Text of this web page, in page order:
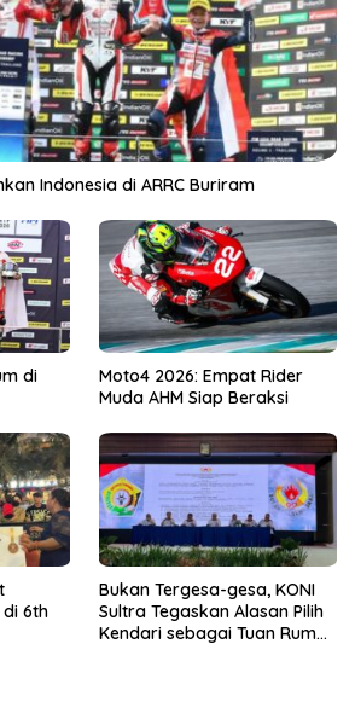
Indonesia di ARRC Buriram
di
Moto4 2026: Empat Rider
Muda AHM Siap Beraksi
6th
Bukan Tergesa-gesa, KONI
Sultra Tegaskan Alasan Pilih
Kendari sebagai Tuan Rumah